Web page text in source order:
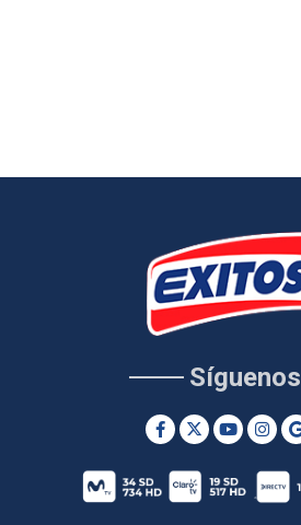
Síguenos